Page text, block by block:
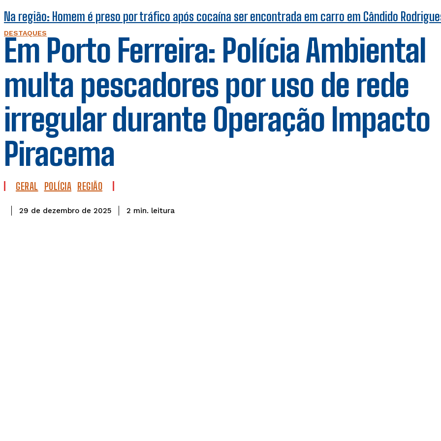
Na região: Homem é preso por tráfico após cocaína ser encontrada em carro em Cândido
DESTAQUES
Em Porto Ferreira: Polícia Ambiental
multa pescadores por uso de rede
irregular durante Operação Impacto
Piracema
GERAL POLÍCIA REGIÃO
29 de dezembro de 2025 2 min. leitura